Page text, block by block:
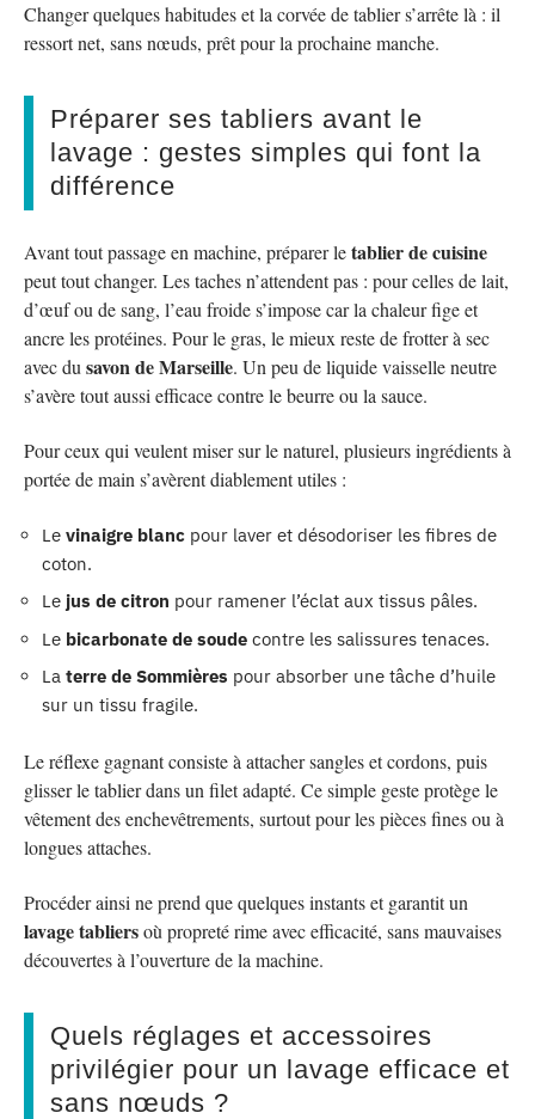
Changer quelques habitudes et la corvée de tablier s’arrête là : il
ressort net, sans nœuds, prêt pour la prochaine manche.
Préparer ses tabliers avant le
lavage : gestes simples qui font la
différence
Avant tout passage en machine, préparer letablier de cuisine
peut tout changer. Les taches n’attendent pas : pour celles de lait,
d’œuf ou de sang, l’eau froide s’impose car la chaleur fige et
ancre les protéines. Pour le gras, le mieux reste de frotter à sec
avec du savon de Marseille. Un peu de liquide vaisselle neutre
s’avère tout aussi efficace contre le beurre ou la sauce.
Pour ceux qui veulent miser sur le naturel, plusieurs ingrédients à
portée de main s’avèrent diablement utiles :
Le vinaigre blanc pour laver et désodoriser les fibres de
coton.
Le jus de citron pour ramener l’éclat aux tissus pâles.
Le bicarbonate de soude contre les salissures tenaces.
La terre de Sommières pour absorber une tâche d’huile
sur un tissu fragile.
Le réflexe gagnant consiste à attacher sangles et cordons, puis
glisser le tablier dans un filet adapté. Ce simple geste protège le
vêtement des enchevêtrements, surtout pour les pièces fines ou à
longues attaches.
Procéder ainsi ne prend que quelques instants et garantit un
lavage tabliersoù propreté rime avec efficacité, sans mauvaises
découvertes à l’ouverture de la machine.
Quels réglages et accessoires
privilégier pour un lavage efficace et
sans nœuds ?